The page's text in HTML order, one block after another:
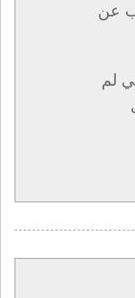
عن
لم